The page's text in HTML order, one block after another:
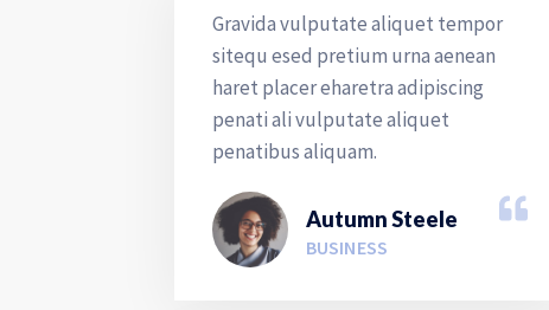
Gravida vulputate aliquet tempor
sitequ esed pretium urna aenean
haret placer eharetra adipiscing
penati ali vulputate aliquet
penatibus aliquam.
Autumn Steele
BUSINESS